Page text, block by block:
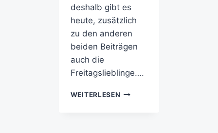
deshalb gibt es
heute, zusätzlich
zu den anderen
beiden Beiträgen
auch die
Freitagslieblinge….
WEITERLESEN